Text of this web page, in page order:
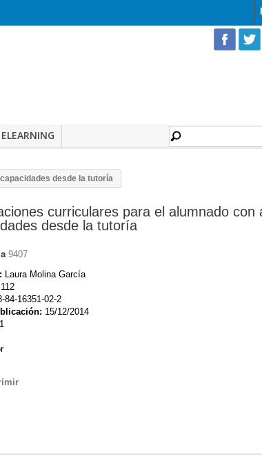
desde la tutoría
curriculares para el alumnado con
desde la tutoría
9407
Laura Molina García
112
84-16351-02-2
15/12/2014
1